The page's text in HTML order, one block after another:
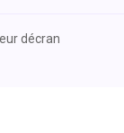
décran